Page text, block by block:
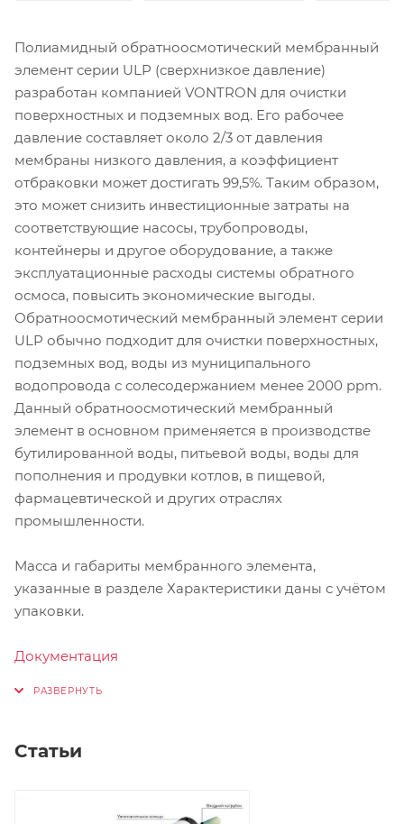
Полиамидный обратноосмотический мембранный
элемент серии ULP (сверхнизкое давление)
разработан компанией VONTRON для очистки
поверхностных и подземных вод. Его рабочее
давление составляет около 2/3 от давления
мембраны низкого давления, а коэффициент
отбраковки может достигать 99,5%. Таким образом,
это может снизить инвестиционные затраты на
соответствующие насосы, трубопроводы,
контейнеры и другое оборудование, а также
эксплуатационные расходы системы обратного
осмоса, повысить экономические выгоды.
Обратноосмотический мембранный элемент серии
ULP обычно подходит для очистки поверхностных,
подземных вод, воды из муниципального
водопровода с солесодержанием менее 2000 ppm.
Данный обратноосмотический мембранный
элемент в основном применяется в производстве
бутилированной воды, питьевой воды, воды для
пополнения и продувки котлов, в пищевой,
фармацевтической и других отраслях
промышленности.
Масса и габариты мембранного элемента,
указанные в разделе Характеристики даны с учётом
упаковки.
Документация
Статьи